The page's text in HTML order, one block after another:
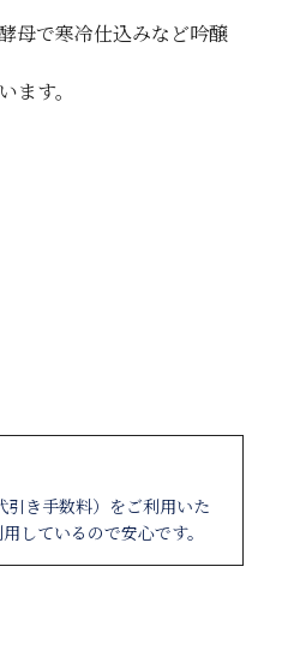
母で寒冷仕込みなど吟醸
す。
引き手数料）をご利用いた
ているので安心です。